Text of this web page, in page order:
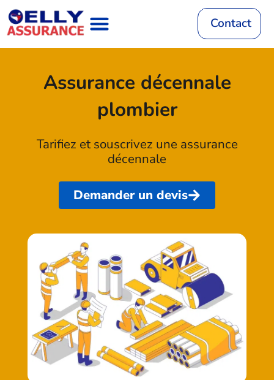
au
contenu
Contact
Assurance décennale
plombier
Tarifiez et souscrivez une assurance
décennale
Demander un devis